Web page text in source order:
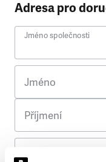
Adresa pro
Jméno společnosti
Jméno
Příjmení
Ulice